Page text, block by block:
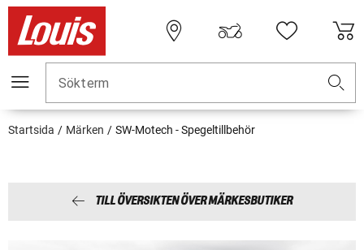
Sökterm
Startsida Märken SW-Motech - Spegeltillbehör
TILL ÖVERSIKTEN ÖVER MÄRKESBUTIKER